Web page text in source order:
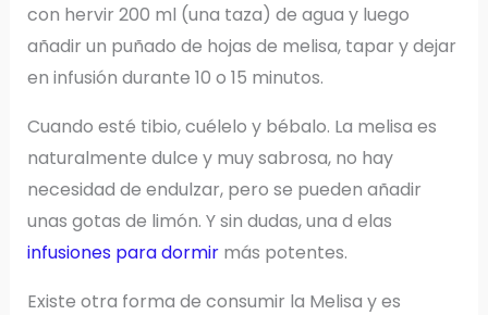
con hervir 200 ml (una taza) de agua y luego
añadir un puñado de hojas de melisa, tapar y dejar
en infusión durante 10 o 15 minutos.
Cuando esté tibio, cuélelo y bébalo. La melisa es
naturalmente dulce y muy sabrosa, no hay
necesidad de endulzar, pero se pueden añadir
unas gotas de limón. Y sin dudas, una d elas
infusiones para dormirmás potentes.
Existe otra forma de consumir la Melisa y es